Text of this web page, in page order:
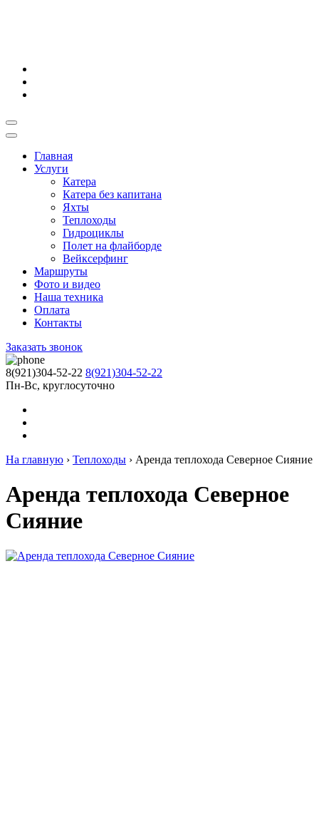
Главная
Услуги
Катера
Катера без капитана
Яхты
Теплоходы
Гидроциклы
Полет на флайборде
Вейксерфинг
Маршруты
Фото и видео
Наша техника
Оплата
Контакты
Заказать звонок
8(921)304-52-22 8(921)304-52-22
Пн-Вс, круглосуточно
На главную › Теплоходы › Аренда теплохода Северное Сияние
Аренда теплохода Северное
Сияние